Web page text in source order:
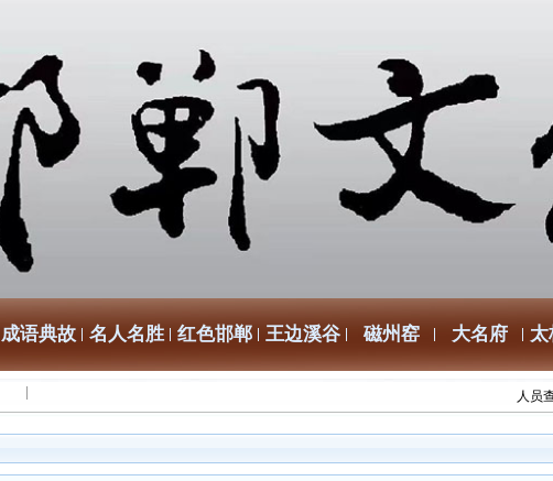
成语典故 名人名胜 红色邯郸 王边溪谷 磁州窑 大名府 太
人员